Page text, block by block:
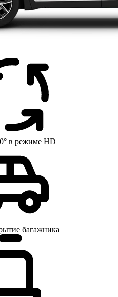
в режиме HD
багажника